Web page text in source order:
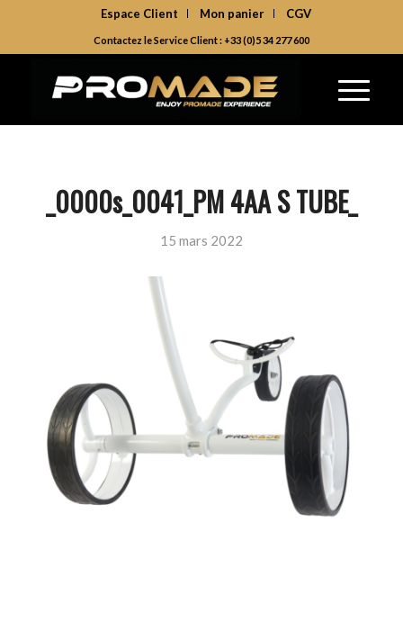
Espace Client Mon panier CGV
Contactez le Service Client : +33 (0)5 34 277 600
_0000s_0041_PM 4AA S TUBE_
15 mars 2022